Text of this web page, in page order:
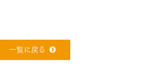
一覧に戻る